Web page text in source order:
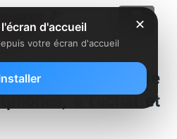
le prix de
à l’achat et
✕
d'accueil
votre écran d'accueil